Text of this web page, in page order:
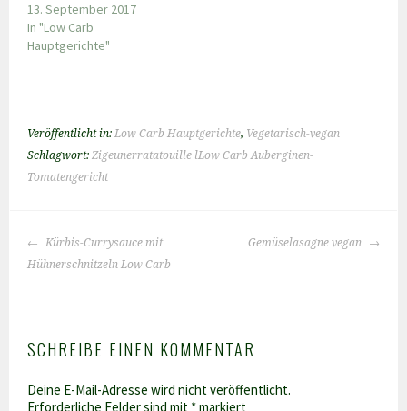
13. September 2017
In "Low Carb
Hauptgerichte"
Veröffentlicht in:Low Carb Hauptgerichte, Vegetarisch-vegan
Schlagwort:Zigeunerratatouille lLow Carb Auberginen-
Tomatengericht
BEITRAGS-
NAVIGATION
Kürbis-Currysauce mit
Hühnerschnitzeln Low Carb
Gemüselasagne vegan
SCHREIBE EINEN KOMMENTAR
Deine E-Mail-Adresse wird nicht veröffentlicht.
Erforderliche Felder sind mit *markiert